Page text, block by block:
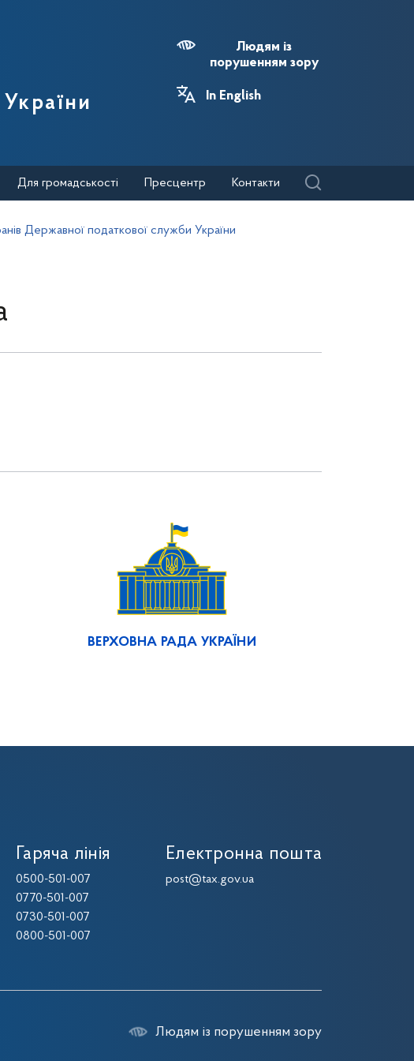
Людям із
порушенням зору
In English
Для громадськості Пресцентр Контакти
Державної податкової служби України
ВЕРХОВНА РАДА УКРАЇНИ
Гаряча лінія
0500-501-007
0770-501-007
0730-501-007
0800-501-007
Електронна пошта
post@tax.gov.ua
Людям із порушенням зору